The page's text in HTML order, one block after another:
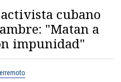
cubano
"Matan a
impunidad"